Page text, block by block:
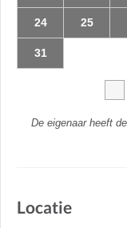
24 25
31
De eigenaar heeft
Locatie